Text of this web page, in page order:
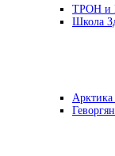
ТРОН и
Школа